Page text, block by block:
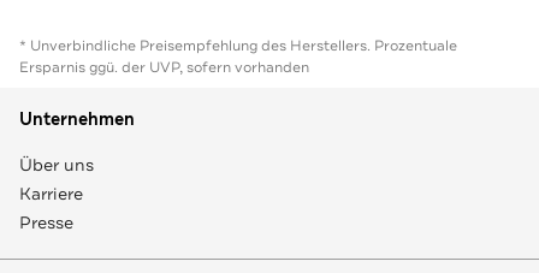
* Unverbindliche Preisempfehlung des Herstellers. Prozentuale
Ersparnis ggü. der UVP, sofern vorhanden
Unternehmen
Über uns
Karriere
Presse